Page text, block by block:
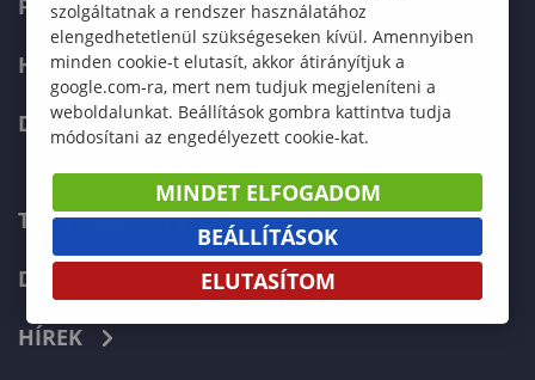
FELVÉTELIZŐKNEK
HALLGATÓKNAK
DOKTORI ISKOLA
TELEFONKÖNYV
DOKUMENTUMOK
HÍREK
szolgáltatnak a rendszer használatához
elengedhetetlenül szükségeseken kívül. Amennyiben
minden cookie-t elutasít, akkor átirányítjuk a
google.com-ra, mert nem tudjuk megjeleníteni a
weboldalunkat. Beállítások gombra kattintva tudja
módosítani az engedélyezett cookie-kat.
MINDET ELFOGADOM
BEÁLLÍTÁSOK
ELUTASÍTOM